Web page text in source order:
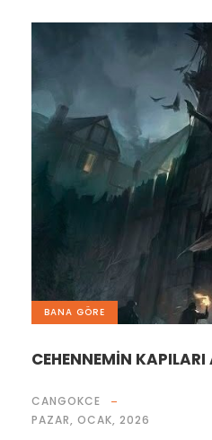
BANA GÖRE
CEHENNEMİN
CANGOKCE
PAZAR, OCAK, 2026